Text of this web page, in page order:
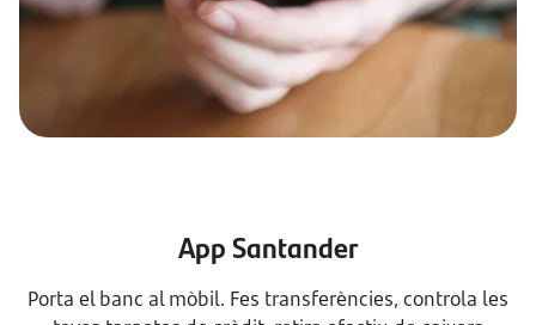
App Santander
Porta el banc al mòbil. Fes transferències, controla les